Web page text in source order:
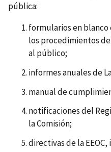
pública:
formularios en blanco
los procedimientos
al público;
informes anuales de
manual de
notificaciones del
la Comisión;
directivas de la